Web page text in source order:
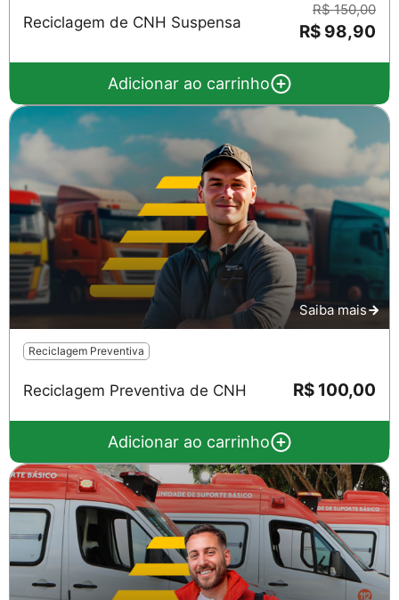
Reciclagem de CNH Suspensa
R$ 150,00
R$ 98,90
Adicionar ao carrinho
Saiba mais
Reciclagem Preventiva
Reciclagem Preventiva de CNH R$ 100,00
Adicionar ao carrinho